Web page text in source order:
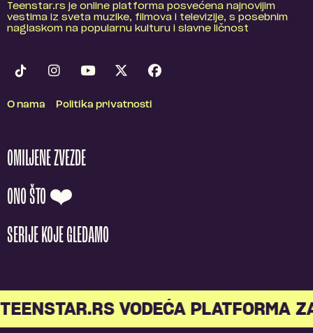
Teenstar.rs je online platforma posvećena najnovijim
vestima iz sveta muzike, filmova i televizije, s posebnim
naglaskom na popularnu kulturu i slavne ličnost
O nama Politika privatnosti
OMILJENE ZVEZDE
ONO ŠTO ❤️
SERIJE KOJE GLEDAMO
VODEĆA PLATFORMA